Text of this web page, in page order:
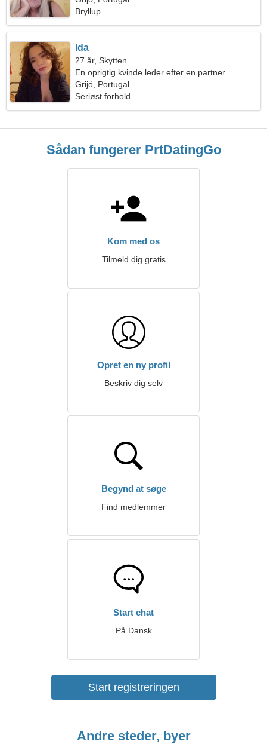
Bryllup
Ida
27 år, Skytten
En oprigtig kvinde leder efter en partner
Grijó, Portugal
Seriøst forhold
Sådan fungerer PrtDatingGo
Kom med os
Tilmeld dig gratis
Opret en ny profil
Beskriv dig selv
Begynd at søge
Find medlemmer
Start chat
På Dansk
Start registreringen
Andre steder, byer